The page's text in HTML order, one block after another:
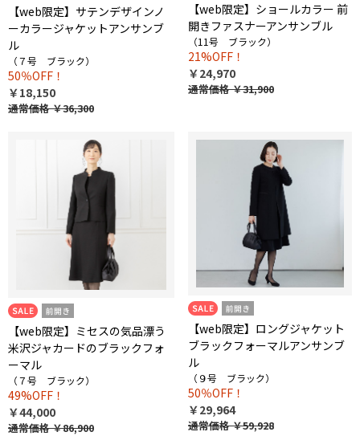
【web限定】サテンデザインノ
ーカラージャケットアンサンブ
ル
（７号 ブラック）
50％OFF！
￥18,150
通常価格￥36,300
【web限定】ショールカラー 前
開きファスナーアンサンブル
（11号 ブラック）
21%OFF！
￥24,970
通常価格￥31,900
【web限定】ミセスの気品漂う
米沢ジャカードのブラックフォ
ーマル
（７号 ブラック）
49%OFF！
￥44,000
通常価格￥86,900
【web限定】ロングジャケット
ブラックフォーマルアンサンブ
ル
（９号 ブラック）
50％OFF！
￥29,964
通常価格￥59,928